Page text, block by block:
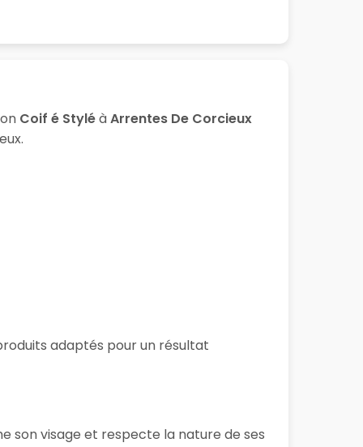
Coif é StyléàArrentes De Corcieux
adaptés pour un résultat
son visage et respecte la nature de ses